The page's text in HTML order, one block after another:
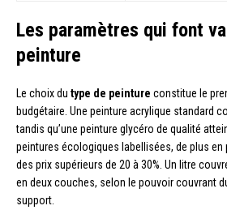
Les paramètres qui font
peinture
Le choix du type de peinture constitue le
budgétaire. Une peinture acrylique standard
tandis qu’une peinture glycéro de qualité
peintures écologiques labellisées, de plus
des prix supérieurs de 20 à 30%. Un litre
en deux couches, selon le pouvoir couvrant
support.